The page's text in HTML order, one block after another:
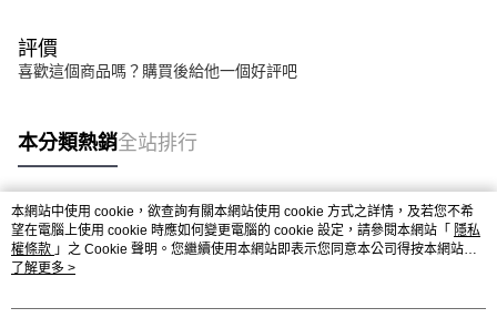
評價
喜歡這個商品嗎？購買後給他一個好評吧
本分類熱銷全站排行
熱門標籤
本網站中使用 cookie，欲查詢有關本網站使用 cookie 方式之詳情，及若您不希
望在電腦上使用 cookie 時應如何變更電腦的 cookie 設定，請參閱本網站「 隱私
權條款 」之 Cookie 聲明。您繼續使用本網站即表示您同意本公司得按本網站使
用條款之 Cookie 聲明使用 cookie。
了解更多 >